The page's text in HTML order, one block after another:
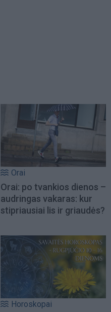
Orai
Orai: po tvankios dienos –
audringas vakaras: kur
stipriausiai lis ir griaudės?
Horoskopai